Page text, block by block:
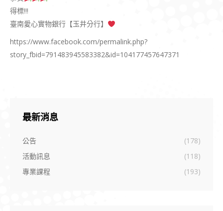
得標!!!
臺南愛心實物銀行【玉井分行】
https://www.facebook.com/permalink.php?
story_fbid=791483945583382&id=104177457647371
最新消息
公告
(178)
活動訊息
(118)
專業課程
(193)